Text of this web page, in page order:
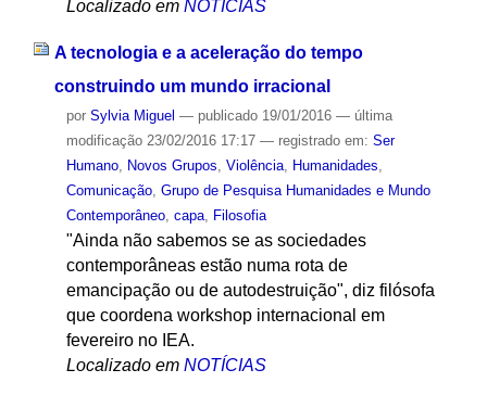
Localizado em NOTÍCIAS
A tecnologia e a aceleração do tempo
construindo um mundo irracional
por Sylvia Miguel — publicado19/01/2016 — última
modificação23/02/2016 17:17 — registrado em: Ser
Humano, Novos Grupos, Violência, Humanidades,
Comunicação, Grupo de Pesquisa Humanidades e Mundo
Contemporâneo, capa, Filosofia
"Ainda não sabemos se as sociedades
contemporâneas estão numa rota de
emancipação ou de autodestruição", diz filósofa
que coordena workshop internacional em
fevereiro no IEA.
Localizado em NOTÍCIAS